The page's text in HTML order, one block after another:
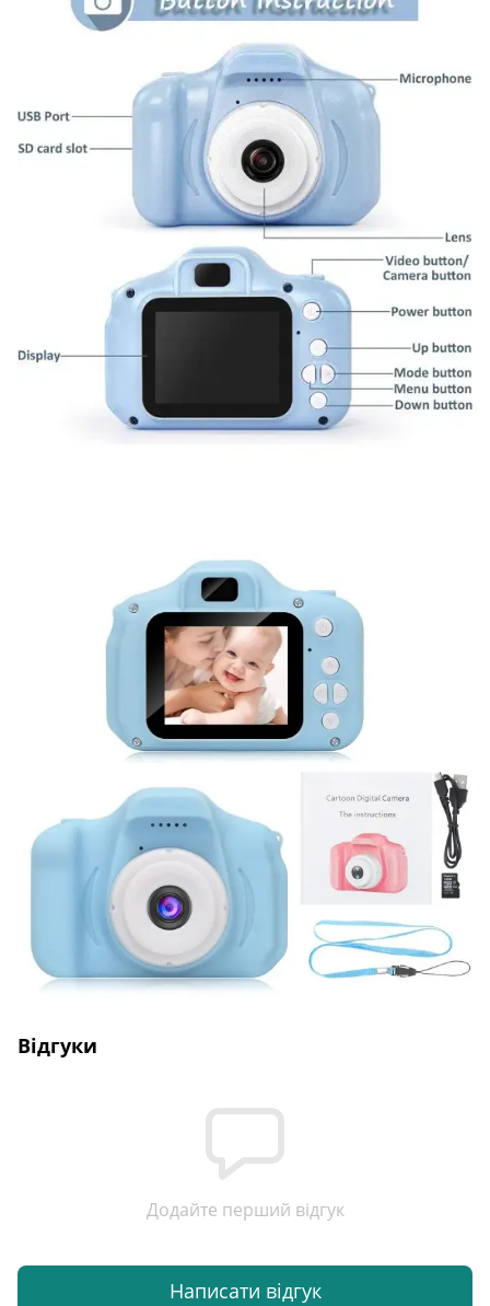
Відгуки
Додайте перший відгук
Написати відгук